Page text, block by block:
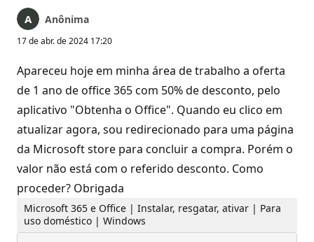
Anônima
17 de abr. de 2024 17:20
Apareceu hoje em minha área de trabalho a oferta
de 1 ano de office 365 com 50% de desconto, pelo
aplicativo "Obtenha o Office". Quando eu clico em
atualizar agora, sou redirecionado para uma página
da Microsoft store para concluir a compra. Porém o
valor não está com o referido desconto. Como
proceder? Obrigada
Microsoft 365 e Office | Instalar, resgatar, ativar | Para
uso doméstico | Windows